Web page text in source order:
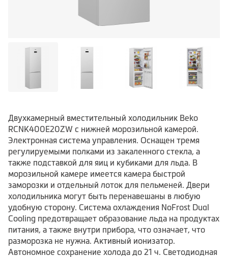
Двухкамерный вместительный холодильник Beko
RCNK400E20ZW с нижней морозильной камерой.
Электронная система управления. Оснащен тремя
регулируемыми полками из закаленного стекла, а
также подставкой для яиц и кубиками для льда. В
морозильной камере имеется камера быстрой
заморозки и отдельный лоток для пельменей. Двери
холодильника могут быть перенавешаны в любую
удобную сторону. Система охлаждения NoFrost Dual
Cooling предотвращает образование льда на продуктах
питания, а также внутри прибора, что означает, что
разморозка не нужна. Активный ионизатор.
Автономное сохранение холода до 21 ч. Светодиодная